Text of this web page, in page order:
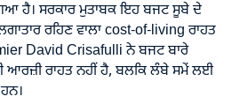
ਹੈ। ਸਰਕਾਰ ਮੁਤਾਬਕ ਇਹ ਬਜਟ ਸੂਬੇ ਦੇ
ਰਹਿਣ ਵਾਲਾ cost-of-living ਰਾਹਤ
David Crisafulli ਨੇ ਬਜਟ ਬਾਰੇ
ਆਰਜ਼ੀ ਰਾਹਤ ਨਹੀਂ ਹੈ, ਬਲਕਿ ਲੰਬੇ ਸਮੇਂ ਲਈ